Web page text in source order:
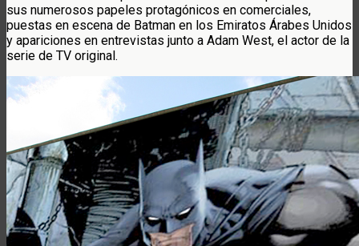
sus numerosos papeles protagónicos en comerciales,
puestas en escena de Batman en los Emiratos Árabes Unidos
y apariciones en entrevistas junto a Adam West, el actor de la
serie de TV original.